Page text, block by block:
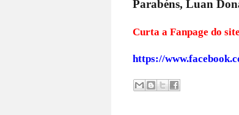
Parabéns, Luan
Curta a
https://